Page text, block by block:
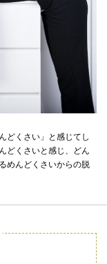
どくさい」と感じてし
どくさいと感じ、どん
めんどくさいからの脱